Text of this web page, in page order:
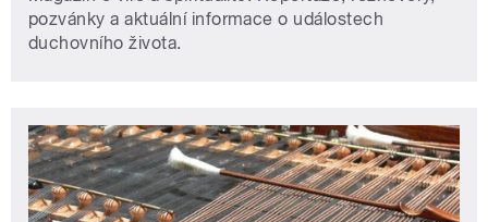
pozvánky a aktuální informace o událostech
duchovního života.